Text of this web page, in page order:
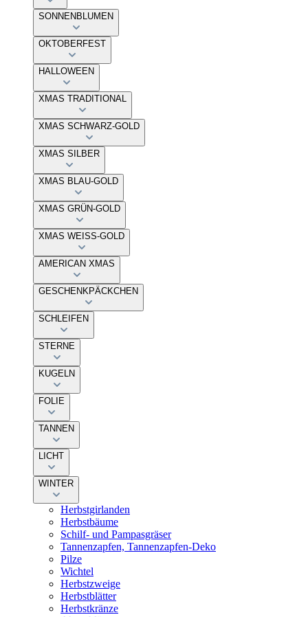
SONNENBLUMEN
OKTOBERFEST
HALLOWEEN
XMAS TRADITIONAL
XMAS SCHWARZ-GOLD
XMAS SILBER
XMAS BLAU-GOLD
XMAS GRÜN-GOLD
XMAS WEISS-GOLD
AMERICAN XMAS
GESCHENKPÄCKCHEN
SCHLEIFEN
STERNE
KUGELN
FOLIE
TANNEN
LICHT
WINTER
Herbstgirlanden
Herbstbäume
Schilf- und Pampasgräser
Tannenzapfen, Tannenzapfen-Deko
Pilze
Wichtel
Herbstzweige
Herbstblätter
Herbstkränze